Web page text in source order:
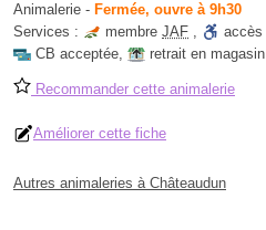
Animalerie - Fermée, ouvre à 9h30
Services :
membre JAF , accès
CB acceptée, retrait en magasin
Recommander cette animalerie
Améliorer cette fiche
Autres animaleries à Châteaudun